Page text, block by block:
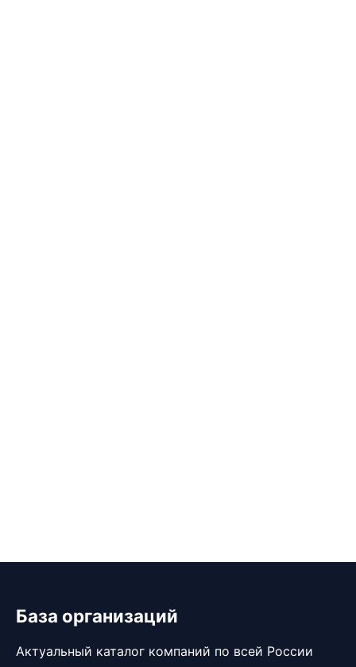
База организаций
Актуальный каталог компаний по всей России